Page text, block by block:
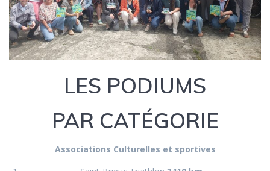
LES PODIUMS
PAR CATÉGORIE
Associations Culturelles et sportives